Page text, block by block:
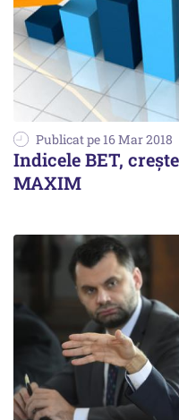
Publicat pe 16 Mar 2018
Indicele BET,
MAXIM